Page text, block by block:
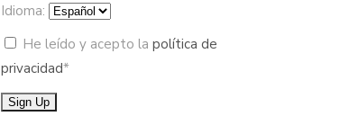
Idioma:
He leído y acepto la política de
privacidad*